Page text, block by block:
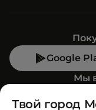
Google
Мы
Твой город